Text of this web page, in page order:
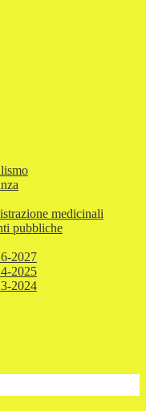
medicinali
pubbliche
2027
2025
2024